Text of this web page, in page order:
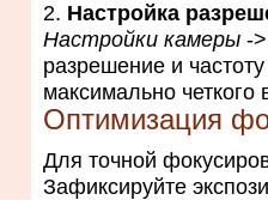
Настройка
Настройки камеры -
разрешение и
максимально четкого
Оптимизация
Для точной
Зафиксируйте